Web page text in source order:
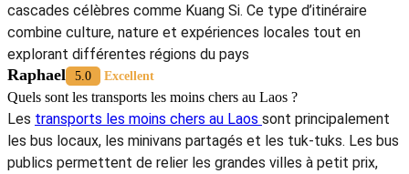
cascades célèbres comme Kuang Si. Ce type d’itinéraire
combine culture, nature et expériences locales tout en
explorant différentes régions du pays
Raphael 5.0 Excellent
Quels sont les transports les moins chers au Laos ?
Les transports les moins chers au Laos sont principalement
les bus locaux, les minivans partagés et les tuk-tuks. Les bus
publics permettent de relier les grandes villes à petit prix,